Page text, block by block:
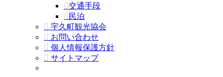
交通手段
民泊
宇久町観光協会
お問い合わせ
個人情報保護方針
サイトマップ